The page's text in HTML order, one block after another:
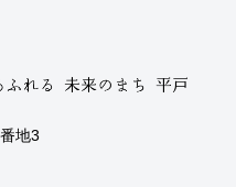
地3